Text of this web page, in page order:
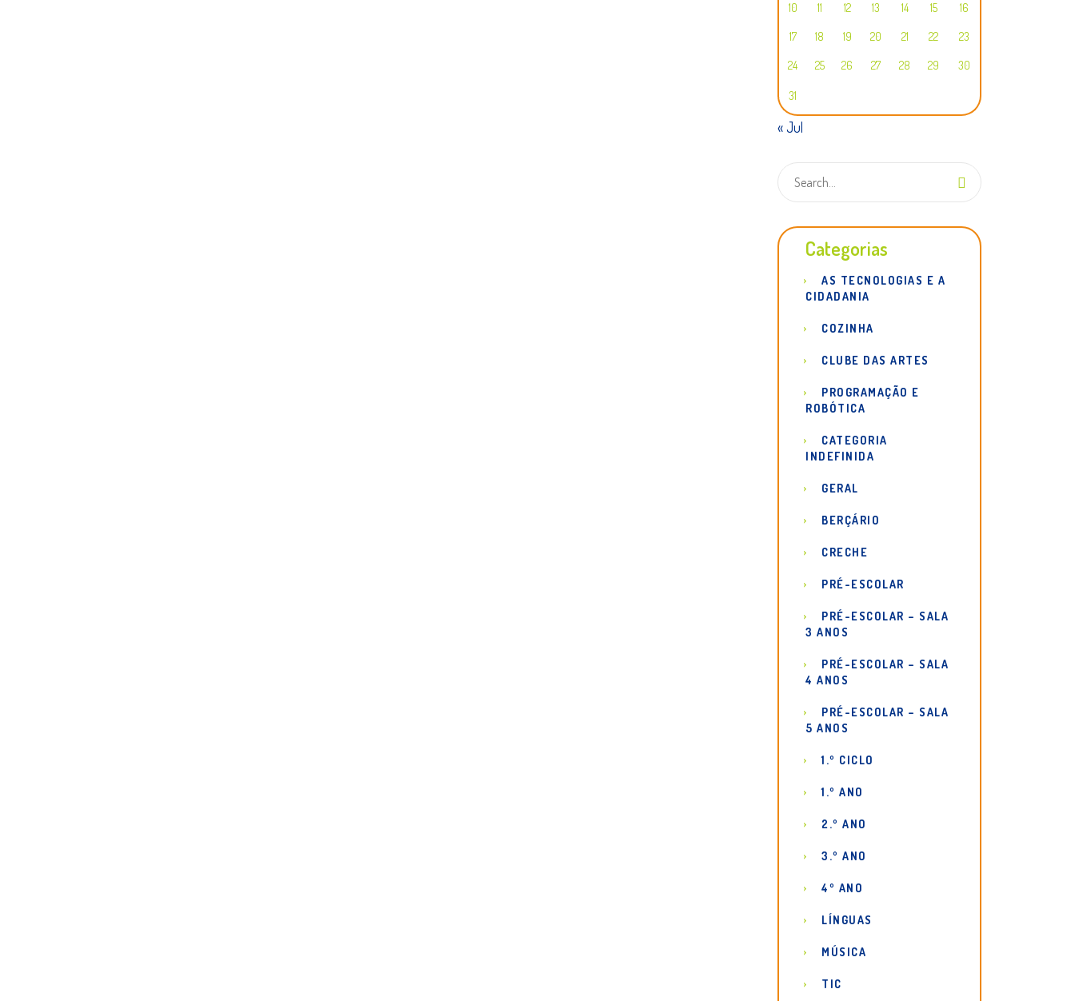
10 11 12 13 14 15 16
17 18 19 20 21 22 23
24 25 26 27 28 29 30
31
« Jul
Categorias
AS TECNOLOGIAS E A
CIDADANIA
COZINHA
CLUBE DAS ARTES
PROGRAMAÇÃO E
ROBÓTICA
CATEGORIA
INDEFINIDA
GERAL
BERÇÁRIO
CRECHE
PRÉ-ESCOLAR
PRÉ-ESCOLAR – SALA
3 ANOS
PRÉ-ESCOLAR – SALA
4 ANOS
PRÉ-ESCOLAR – SALA
5 ANOS
1.º CICLO
1.º ANO
2.º ANO
3.º ANO
4º ANO
LÍNGUAS
MÚSICA
TIC